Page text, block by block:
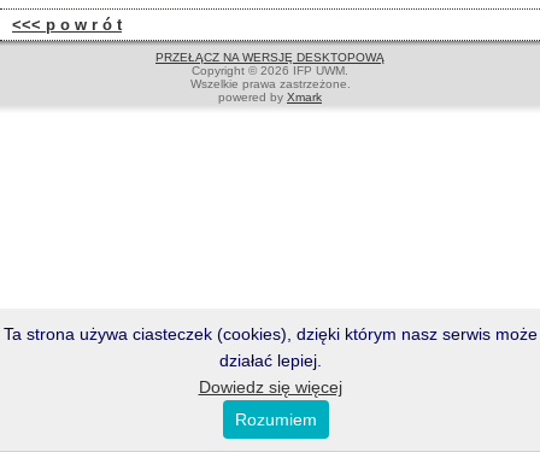
<<< p o w r ó t
PRZEŁĄCZ NA WERSJĘ DESKTOPOWĄ
Copyright © 2026 IFP UWM.
Wszelkie prawa zastrzeżone.
powered by Xmark
Ta strona używa ciasteczek (cookies), dzięki którym nasz serwis może
działać lepiej.
Dowiedz się więcej
Rozumiem